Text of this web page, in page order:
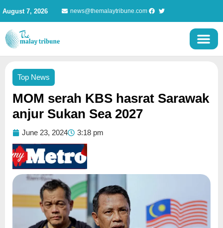
content
August 7, 2026 news@themalaytribune.com
Top News
MOM serah KBS hasrat Sarawak
anjur Sukan Sea 2027
June 23, 2024 3:18 pm